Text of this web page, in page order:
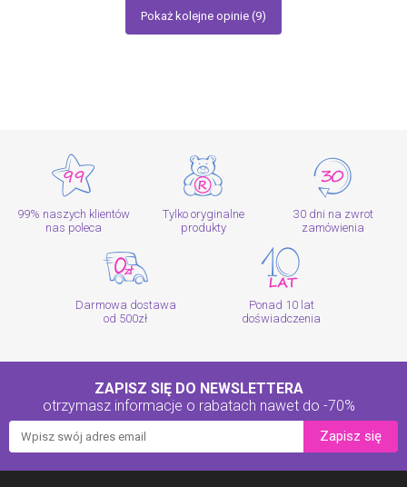
Pokaż kolejne opinie (9)
99% naszych klientów
nas poleca
Tylko oryginalne
produkty
30 dni na zwrot
zamówienia
Darmowa dostawa
od 500zł
Ponad 10 lat
doświadczenia
ZAPISZ SIĘ DO NEWSLETTERA
otrzymasz informacje o rabatach nawet do -70%
Zapisz się